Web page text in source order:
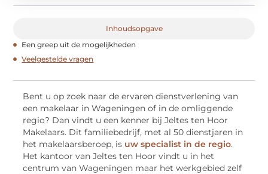
Inhoudsopgave
Een greep uit de mogelijkheden
Veelgestelde vragen
Bent u op zoek naar de ervaren dienstverlening van
een makelaar in Wageningen of in de omliggende
regio? Dan vindt u een kenner bij Jeltes ten Hoor
Makelaars. Dit familiebedrijf, met al 50 dienstjaren in
het makelaarsberoep, is uw specialist in de regio.
Het kantoor van Jeltes ten Hoor vindt u in het
centrum van Wageningen maar het werkgebied zelf